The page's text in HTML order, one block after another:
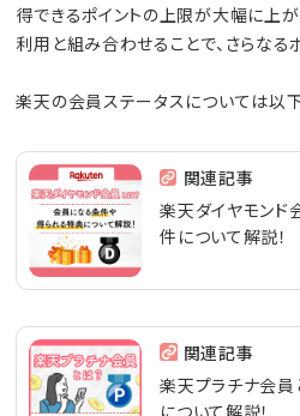
得できるポイントの上限が大幅に上が
利用と組み合わせることで、さらなる
楽天の会員ステータスについては以
関連記事
楽天ダイヤモンド
件について解説！
関連記事
楽天プラチナ会員
について解説！